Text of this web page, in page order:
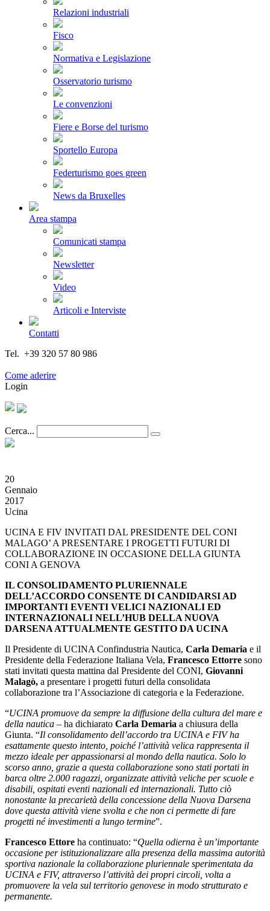
Relazioni industriali
Fisco
Normativa e Legislazione
Osservatorio turismo
Le convenzioni
Fiere e Borse del turismo
Sportello Europa
Federturismo goes green
News da Bruxelles
Area stampa
Comunicati stampa
Newsletter
Video
Articoli e Interviste
Contatti
Tel. +39 320 57 80 986
Come aderire
Login
Cerca...
20
Gennaio
2017
Ucina
UCINA E FIV INVITATI DAL PRESIDENTE DEL CONI
MALAGO’ A PRESENTARE I PROGETTI FUTURI DI
COLLABORAZIONE IN OCCASIONE DELLA GIUNTA
CONI A GENOVA
IL CONSOLIDAMENTO PLURIENNALE
DELL’ACCORDO CONSENTE DI CANDIDARSI AD
IMPORTANTI EVENTI VELICI NAZIONALI ED
INTERNAZIONALI NELL’HUB DELLA NUOVA
DARSENA ATTUALMENTE GESTITO DA UCINA
Il Presidente di UCINA Confindustria Nautica, Carla Demaria e il
Presidente della Federazione Italiana Vela, Francesco Ettorre sono
stati invitati questa mattina dal Presidente del CONI, Giovanni
Malagò, a presentare i progetti futuri della consolidata
collaborazione tra l’Associazione di categoria e la Federazione.
“UCINA promuove da sempre la diffusione della cultura del mare e
della nautica – ha dichiarato Carla Demaria a chiusura della
Giunta. “Il consolidamento dell’accordo tra UCINA e FIV ha
esattamente questo intento, poiché l’attività velica rappresenta il
mezzo ideale per appassionarsi al mondo della nautica. Solo lo
scorso anno, grazie a questa collaborazione sono stati portati in
barca oltre 2.000 ragazzi, organizzate attività veliche per scuole e
disabili, ospitati eventi nazionali ed internazionali. Tutto ciò
nonostante la precarietà della concessione della Nuova Darsena
dove questa attività viene svolta e che non ci permette di fare
progetti né investimenti a lungo termine”.
Francesco Ettore ha continuato: “Quella odierna è un’importante
occasione per istituzionalizzare alla presenza della massima autorità
sportiva nazionale la collaborazione pluriennale sperimentata da
UCINA e FIV, attraverso l’attività dei propri circoli, volta a
promuovere la vela sul territorio genovese in modo strutturato e
permanente.